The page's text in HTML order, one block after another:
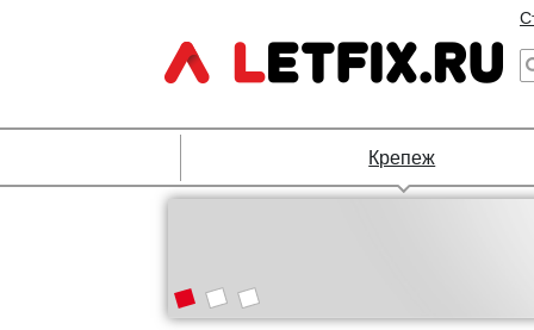
Крепеж